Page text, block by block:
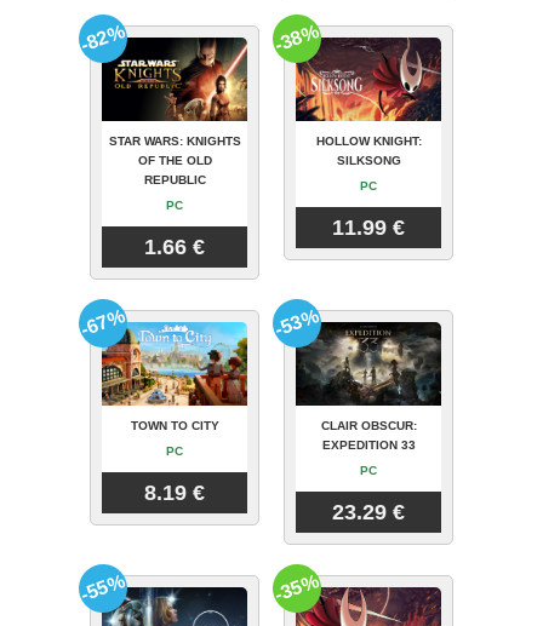
STAR WARS: KNIGHTS
OF THE OLD
REPUBLIC
PC
1.66 €
-82%
HOLLOW KNIGHT:
SILKSONG
PC
11.99 €
-38%
TOWN TO CITY
PC
8.19 €
-67%
CLAIR OBSCUR:
EXPEDITION 33
PC
23.29 €
-53%
-55% -35%